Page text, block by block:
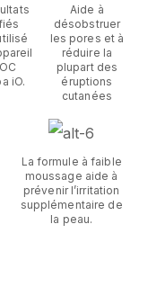
iO.
Aide à
désobstruer
les pores et à
réduire la
plupart des
éruptions
cutanées
La formule à faible
moussage aide à
prévenir l’irritation
supplémentaire de
la peau.